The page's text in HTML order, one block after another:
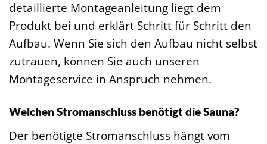
detaillierte Montageanleitung liegt dem
Produkt bei und erklärt Schritt für Schritt den
Aufbau. Wenn Sie sich den Aufbau nicht selbst
zutrauen, können Sie auch unseren
Montageservice in Anspruch nehmen.
Welchen Stromanschluss benötigt die Sauna?
Der benötigte Stromanschluss hängt vom